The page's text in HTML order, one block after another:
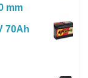
mm
70Ah